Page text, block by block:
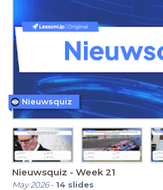
Nieuwsquiz - Week 21
May 2026- 14 slides
Nieuwsquiz